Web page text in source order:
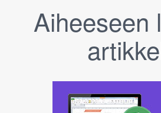
Aiheeseen